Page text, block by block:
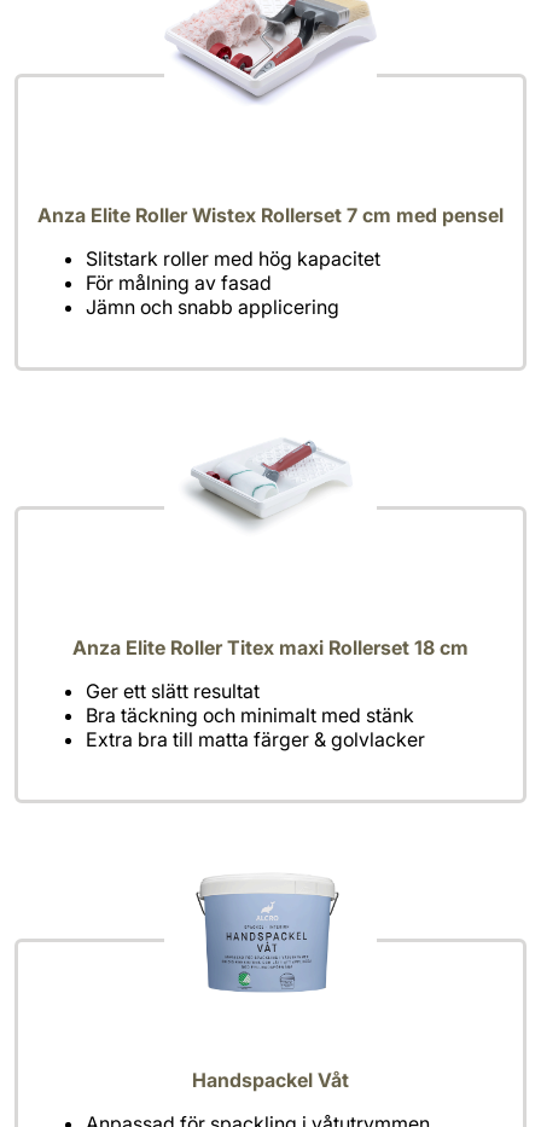
Anza Elite Roller Wistex Rollerset 7 cm med pensel
Jämn och snabb applicering
Anza Elite Roller Titex maxi Rollerset 18 cm
Extra bra till matta färger & golvlacker
Handspackel Våt